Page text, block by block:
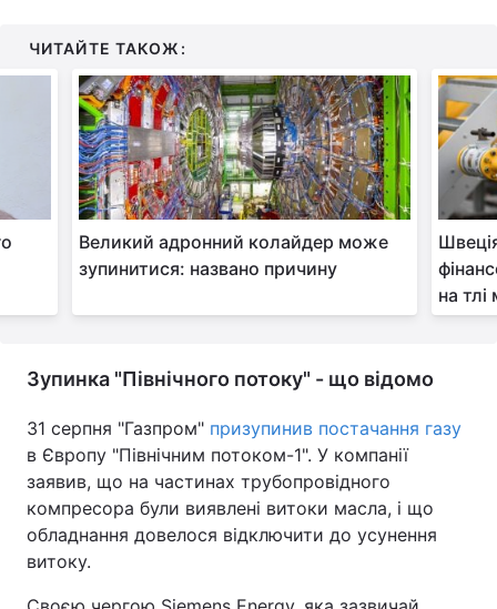
ЧИТАЙТЕ ТАКОЖ:
Великий адронний колайдер може
зупинитися: названо причину
на
Зупинка "Північного потоку" - що відомо
31 серпня "Газпром" призупинив постачання газу
в Європу "Північним потоком-1". У компанії
заявив, що на частинах трубопровідного
компресора були виявлені витоки масла, і що
обладнання довелося відключити до усунення
витоку.